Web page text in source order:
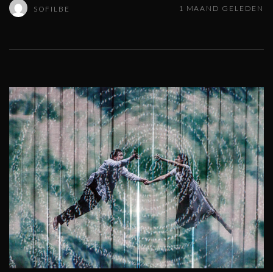
SOFILBE 1 MAAND GELEDEN